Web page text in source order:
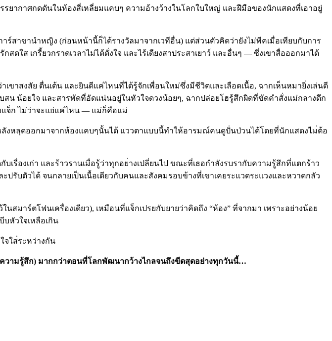
รยากาศกดดันในห้องสี่เหลี่ยมแคบๆ ความอ้างว้างในโลกใบใหญ่ และฝีมือของนักแสดงที่เอาอย
าร์สาขานำหญิง (ก่อนหน้านี้ก็ได้รางวัลมาจากเวทีอื่น) แต่ส่วนตัวคิดว่ายังไม่พีคเมื่อเทียบกับการ
ดใส เกรี้ยวกราดเวลาไม่ได้ดั่งใจ และไร้เดียงสาประสาเยาว์ และอื่นๆ — ซึ่งเขาสื่อออกมาได้
เขาสงสัย ตื่นเต้น และยินดีแค่ไหนที่ได้รู้จักเพื่อนใหม่ซึ่งมีชีวิตและเลือดเนื้อ, ฉากเห็นหมายิ่งเล่นดี
บสน น้อยใจ และสารพัดที่อัดแน่นอยู่ในหัวใจดวงน้อยๆ, ฉากปล่อยโฮรู้สึกผิดที่ขัดคำสั่งแม่กลางดึก
จ็ก ไม่ว่าจะแย่แค่ไหน — แม่ก็คือแม่
ลังหลุดออกมาจากห้องแคบๆนั้นได้ แววตาแบบนี้ทำให้อารมณ์คนดูปั่นป่วนได้โดยที่นักแสดงไม่ต้อ
บเรื่องเก่า และร้าวรานเมื่อรู้ว่าทุกอย่างเปลี่ยนไป ขณะที่เธอกำลังรบรากับความรู้สึกที่แตกร้าว
ะปรับตัวได้ จนกลายเป็นเนื้อเดียวกับคนและสังคมรอบข้างที่เขาเคยระแวดระแวงและหวาดกลัว
ในสมาร์ตโฟนเครื่องเดียว), เหมือนที่แจ็กเปรยกับยายว่าคิดถึง “ห้อง” ที่จากมา เพราะอย่างน้อย
ีบหัวใจเหลือเกิน
จใส่ระหว่างกัน
วามรู้สึก) มากกว่าตอนที่โลกพัฒนากว้างไกลจนถึงขีดสุดอย่างทุกวันนี้…